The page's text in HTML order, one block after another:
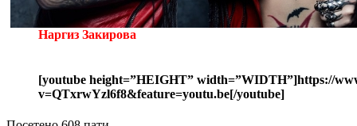
Наргиз Закирова
[youtube height=”HEIGHT” width=”WIDTH”]https://
v=QTxrwYzl6f8&feature=youtu.be[/youtube]